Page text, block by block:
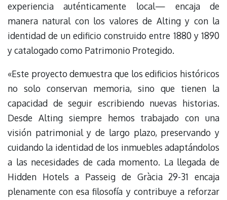
experiencia auténticamente local— encaja de
manera natural con los valores de Alting y con la
identidad de un edificio construido entre 1880 y 1890
y catalogado como Patrimonio Protegido.
«Este proyecto demuestra que los edificios históricos
no solo conservan memoria, sino que tienen la
capacidad de seguir escribiendo nuevas historias.
Desde Alting siempre hemos trabajado con una
visión patrimonial y de largo plazo, preservando y
cuidando la identidad de los inmuebles adaptándolos
a las necesidades de cada momento. La llegada de
Hidden Hotels a Passeig de Gràcia 29-31 encaja
plenamente con esa filosofía y contribuye a reforzar